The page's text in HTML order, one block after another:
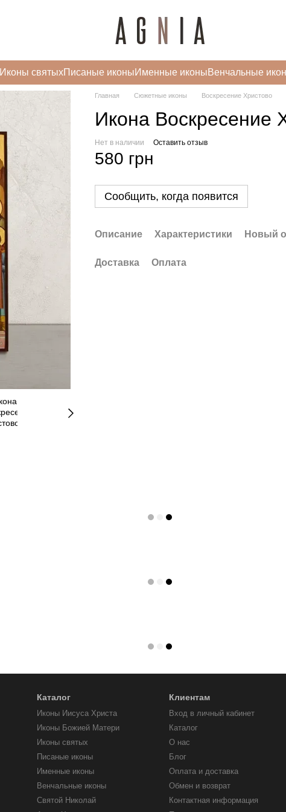
Иконы святыхПисаные иконыИменные иконыВенчальные
Главная Сюжетные иконы Воскресение Христово
Икона Воскресение
Нет в наличии Оставить отзыв
580 грн
Сообщить, когда появится
Описание Характеристики Новый
Доставка Оплата
Каталог
Иконы Иисуса Христа
Иконы Божией Матери
Иконы святых
Писаные иконы
Именные иконы
Венчальные иконы
Святой Николай
Клиентам
Вход в личный кабинет
Каталог
О нас
Блог
Оплата и доставка
Обмен и возврат
Контактная информация